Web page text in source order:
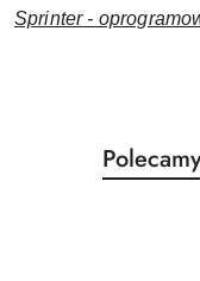
Sprinter -
Pomiń karuzelę
Produkty
o
Polecamy